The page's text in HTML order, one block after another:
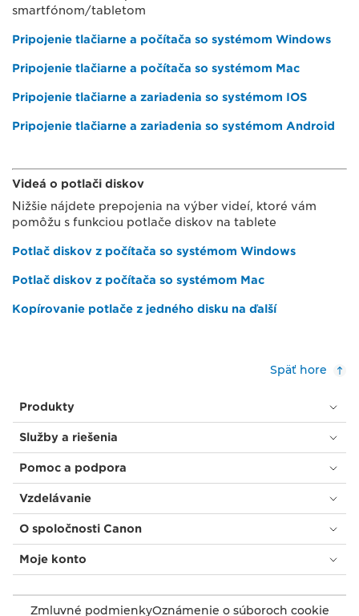
smartfónom/tabletom
Pripojenie tlačiarne a počítača so systémom Windows
Pripojenie tlačiarne a počítača so systémom Mac
Pripojenie tlačiarne a zariadenia so systémom IOS
Pripojenie tlačiarne a zariadenia so systémom Android
Videá o potlači diskov
Nižšie nájdete prepojenia na výber videí, ktoré vám
pomôžu s funkciou potlače diskov na tablete
Potlač diskov z počítača so systémom Windows
Potlač diskov z počítača so systémom Mac
Kopírovanie potlače z jedného disku na ďalší
Späť hore
Produkty
Služby a riešenia
Pomoc a podpora
Vzdelávanie
O spoločnosti Canon
Moje konto
Zmluvné podmienkyOznámenie o súboroch cookie